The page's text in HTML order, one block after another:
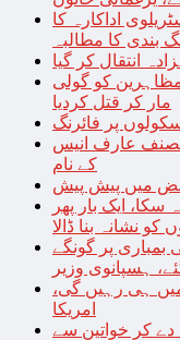
اداکارہ کا
بندی کا مطالبہ
انتقال کر گیا
میں پروفیسر نے روڈ بلاک کرنے پر 2 مظاہرین کو گولی
مار کر قتل کردیا
پر فائرنگ
مصنف عارف انیس
کے نام
میں پیش پیش
ایک بار پھر
کو نشانہ بنا ڈالا
بمباری پر گونگے
ہسپانوی وزیر
ہی رہیں گی،
امریکا
کر خواتین سے